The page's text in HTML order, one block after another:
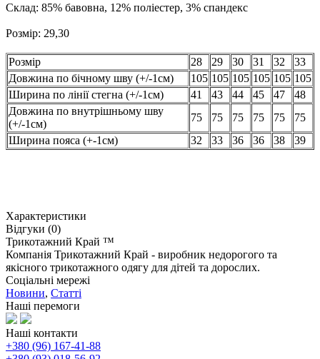
Склад: 85% бавовна, 12% поліестер, 3% спандекс
Розмір: 29,30
Розмір 28 29 30 31 32
33
Довжина по бічному шву (+/-1см)
105 105 105 105 105 105
Ширина по лінії стегна (+/-1см)
41 43 44 45 47
48
Довжина по внутрішньому шву
(+/-1см)
75 75 75 75 75
75
Ширина пояса (+-1см)
32 33 36 36 38 39
Характеристики
Відгуки (0)
Трикотажний Край ™
Компанія Трикотажний Край - виробник недорогого та
якісного трикотажного одягу для дітей та дорослих.
Соціальні мережі
Новини, Статті
Наші перемоги
Наші контакти
+380 (96) 167-41-88